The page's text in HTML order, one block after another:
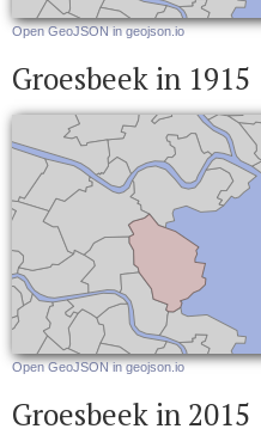
Open GeoJSON in geojson.io
Groesbeek in 1915
Open GeoJSON in geojson.io
Groesbeek in 2015